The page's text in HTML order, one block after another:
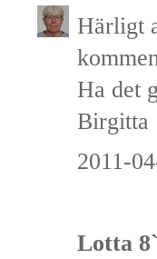
Härligt
Ha det
Birgitta
2011-
Lotta